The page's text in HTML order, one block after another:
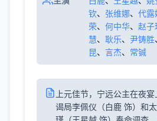
钦、 张维娜、 代露
荣、 何中华、 赵子
慧、 耿乐、 尹铸胜
昆、 言杰、 常铖
上元佳节，宁远公主在夜
谒局李佩仪（白鹿 饰）和